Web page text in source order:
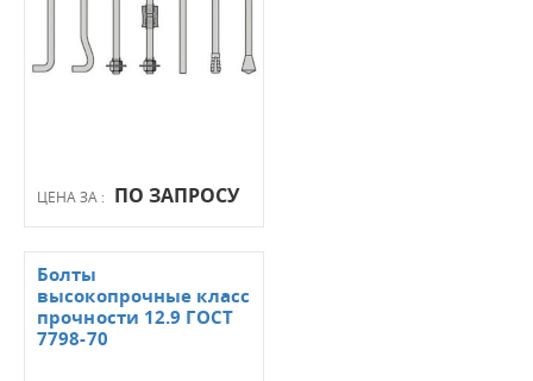
ЦЕНА ЗА : ПО ЗАПРОСУ
Болты
высокопрочные класс
прочности 12.9 ГОСТ
7798-70